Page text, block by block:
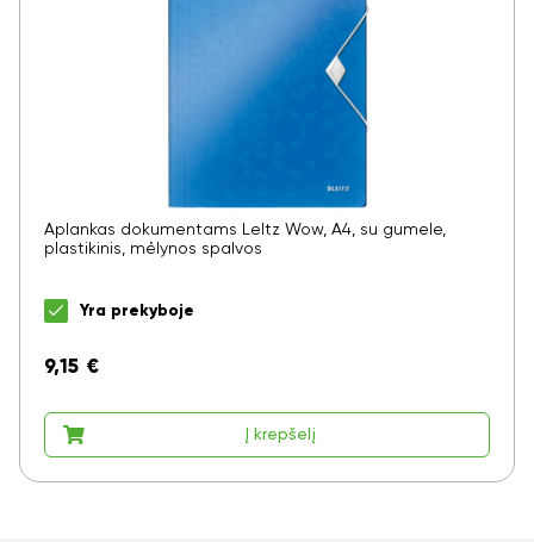
Aplankas dokumentams LeItz Wow, A4, su gumele,
plastikinis, mėlynos spalvos
Yra prekyboje
9,15 €
Į krepšelį